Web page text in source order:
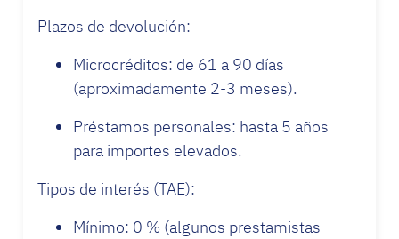
Plazos de devolución:
Microcréditos: de 61 a 90 días
(aproximadamente 2-3 meses).
Préstamos personales: hasta 5 años
para importes elevados.
Tipos de interés (TAE):
Mínimo: 0 % (algunos prestamistas